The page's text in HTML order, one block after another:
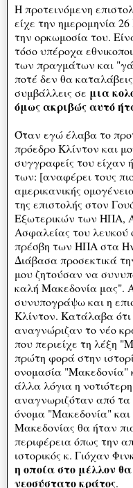
Η προτεινόμενη
είχε την ημερομηνία
την ορκωμοσία του.
τόσο υπέροχα
των πραγμάτων και
ποτέ δεν θα
συμβάλλεις σε μια
όμως ακριβώς αυτό
Όταν εγώ έλαβα το
πρόεδρο Κλίντον και
συγγραφείς του είχαν
των: [αναφέρει τους
αμερικανικής
της επιστολής στον
Εξωτερικών των ΗΠΑ,
Ασφαλείας του λευκού
πρέσβη των ΗΠΑ στα
Διάβασα προσεκτικά
μου ζητούσαν να
καλή Μακεδονία μας".
συνυπογράψω και η
Κλίντον. Κατάλαβα
αναγνώριζαν το νέο
που περιείχε τη λέξη
πρώτη φορά στην
ονομασία "Μακεδονία"
άλλα λόγια η
αναγνωριζόταν από
όνομα "Μακεδονία" και
Μακεδονίας θα ήταν
περιφέρεια όπως την
ιστορικός κ. Γιόχαν
η οποία στο μέλλον
νεοσύστατο κράτος.